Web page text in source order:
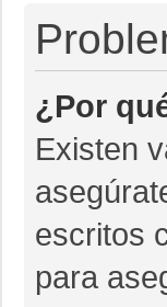
¿Por
Existen
escritos
para